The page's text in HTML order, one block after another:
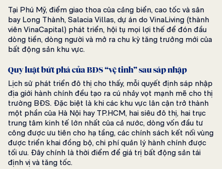
Tại Phú Mỹ, điểm giao thoa của cảng biển, cao tốc và sân
bay Long Thành, Salacia Villas, dự án do VinaLiving (thành
viên VinaCapital) phát triển, hội tụ mọi lợi thế để đón đầu
dòng tiền, dòng người và mở ra chu kỳ tăng trưởng mới của
bất động sản khu vực.
Quy luật bứt phá của BĐS “vệ tinh” sau sáp nhập
Lịch sử phát triển đô thị cho thấy, mỗi quyết định sáp nhập
địa giới hành chính đều tạo ra cú nhảy vọt mạnh mẽ cho thị
trường BĐS. Đặc biệt là khi các khu vực lân cận trở thành
một phần của Hà Nội hay TP.HCM, hai siêu đô thị, hai trục
trung tâm kinh tế lớn nhất của cả nước, dòng vốn đầu tư
công được ưu tiên cho hạ tầng, các chính sách kết nối vùng
được triển khai đồng bộ, chi phí quản lý hành chính được
tối ưu. Đây chính là thời điểm để giá trị bất động sản tái
định vị và tăng tốc.